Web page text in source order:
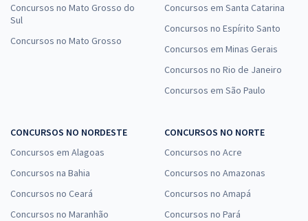
Concursos no Mato Grosso do
Sul
Concursos no Mato Grosso
Concursos em Santa Catarina
Concursos no Espírito Santo
Concursos em Minas Gerais
Concursos no Rio de Janeiro
Concursos em São Paulo
CONCURSOS NO NORDESTE
Concursos em Alagoas
Concursos na Bahia
Concursos no Ceará
Concursos no Maranhão
CONCURSOS NO NORTE
Concursos no Acre
Concursos no Amazonas
Concursos no Amapá
Concursos no Pará